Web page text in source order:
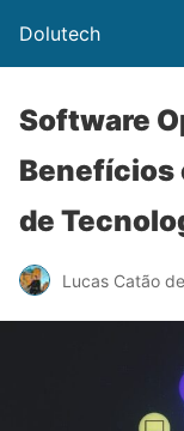
Dolutech
Software
Benefícios
de
Lucas Catão